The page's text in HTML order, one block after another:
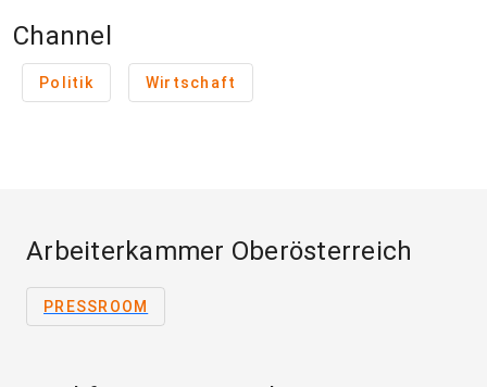
Channel
Politik Wirtschaft
Arbeiterkammer Oberösterreich
PRESSROOM